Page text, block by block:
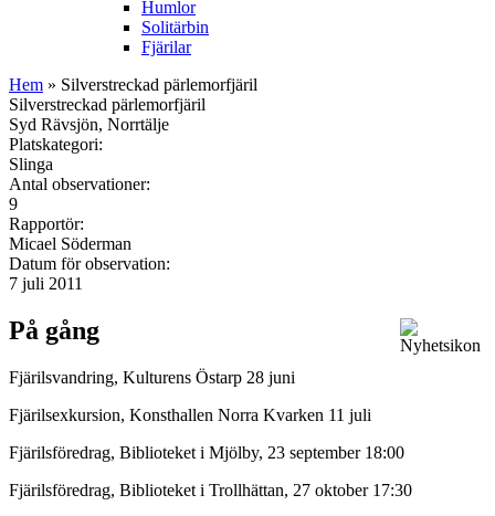
Humlor
Solitärbin
Fjärilar
Hem » Silverstreckad pärlemorfjäril
Silverstreckad pärlemorfjäril
Syd Rävsjön, Norrtälje
Platskategori:
Slinga
Antal observationer:
9
Rapportör:
Micael Söderman
Datum för observation:
7 juli 2011
På gång
Fjärilsvandring, Kulturens Östarp 28 juni
Fjärilsexkursion, Konsthallen Norra Kvarken 11 juli
Fjärilsföredrag, Biblioteket i Mjölby, 23 september 18:00
Fjärilsföredrag, Biblioteket i Trollhättan, 27 oktober 17:30